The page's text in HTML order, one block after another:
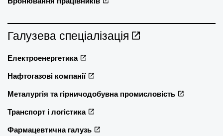
Галузева спеціалізація
Електроенергетика
Нафтогазові компанії
Металургія та гірничодобувна промисловість
Транспорт і логістика
Фармацевтична галузь